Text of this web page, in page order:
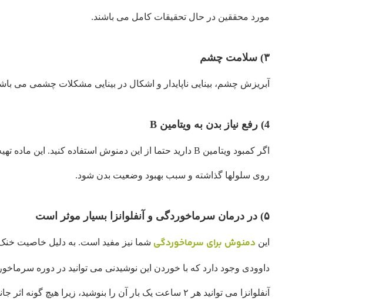
مورد محققین در حال تحقیقات کامل می باشند.
۳) سلامت چشم
آبریزش چشم، بینایی ناپایدار و اشکال در بینایی مشکلات چشمی می
4) رفع نیاز بدن به ویتامین B
روی سلولها گذاشته و سبب بهبود وضعیت بدن شود.
۵) در درمان سرماخوردگی و آنفلوانزا بسیار موثر است
ایندمنوش برای سرماخوردگی شما نیز مفید است. به دلیل خاصیت
داوودی وجود دارد که با خوردن این نوشیدنی می توانید در دوره
آنفلوانزا می توانید هر ۲ ساعت یک بار آن را بنوشید، زیرا هیچ گونه اثر جانبی نخواهد داشت.